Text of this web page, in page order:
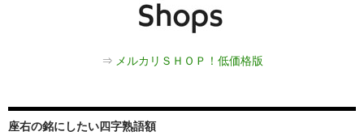
⇒ メルカリＳＨＯＰ！低価格版
座右の銘にしたい四字熟語額